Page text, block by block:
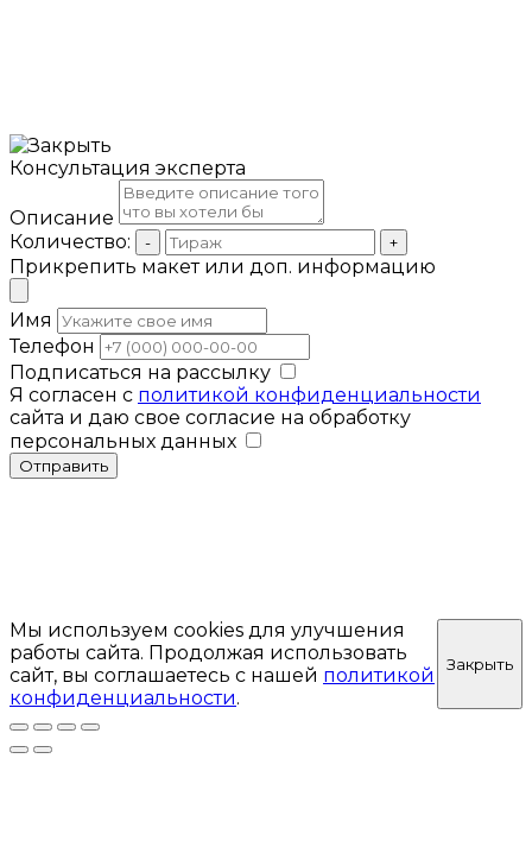
Консультация эксперта
Описание
Количество:
- +
Прикрепить макет или доп. информацию
Имя
Телефон
Подписаться на рассылку
Я согласен с политикой конфиденциальности
сайта и даю свое согласие на обработку
персональных данных
Отправить
Мы используем cookies для улучшения
работы сайта. Продолжая использовать
сайт, вы соглашаетесь с нашей политикой
конфиденциальности.
Закрыть